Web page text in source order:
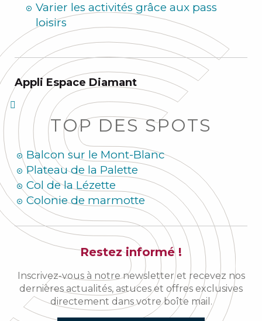
Varier les activités grâce aux pass
loisirs
Appli Espace Diamant
TOP DES SPOTS
Balcon sur le Mont-Blanc
Plateau de la Palette
Col de la Lézette
Colonie de marmotte
Restez informé !
Inscrivez-vous à notre newsletter et recevez nos
dernières actualités, astuces et offres exclusives
directement dans votre boîte mail.